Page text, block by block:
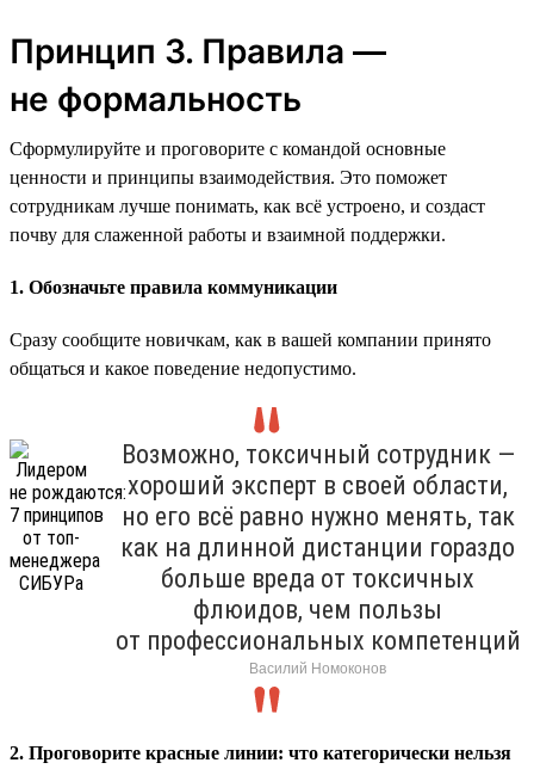
Принцип 3. Правила —
не формальность
Сформулируйте и проговорите с командой основные
ценности и принципы взаимодействия. Это поможет
сотрудникам лучше понимать, как всё устроено, и создаст
почву для слаженной работы и взаимной поддержки.
1. Обозначьте правила коммуникации
Сразу сообщите новичкам, как в вашей компании принято
общаться и какое поведение недопустимо.
Возможно, токсичный сотрудник —
хороший эксперт в своей области,
но его всё равно нужно менять, так
как на длинной дистанции гораздо
больше вреда от токсичных
флюидов, чем пользы
от профессиональных компетенций
Василий Номоконов
2. Проговорите красные линии: что категорически нельзя